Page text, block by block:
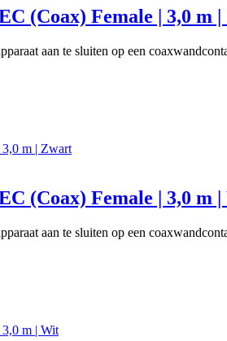
(Coax) Female | 3,0 m
aan te sluiten op een
(Coax) Female | 3,0 m
aan te sluiten op een